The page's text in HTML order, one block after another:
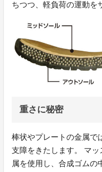
ちつつ、軽負荷の運動を
重さに秘密
棒状やプレートの金属で
支障をきたします。 マ
属を使用し、合成ゴムの